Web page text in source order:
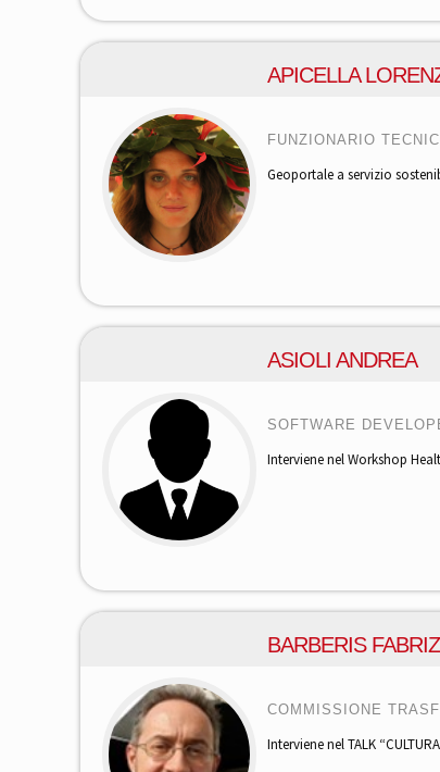
APICELLA
FUNZIONARIO
Geoportale a servizio
ASIOLI ANDREA
SOFTWARE
Interviene nel Workshop
BARBERIS
COMMISSIONE
Interviene nel TALK